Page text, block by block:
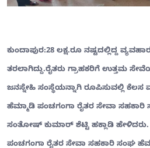
ಕುಂದಾಪುರ:28 ಲಕ್ಷ.ರೂ ನಷ್ಟದಲ್ಲಿದ್ದ
ತರಲಾಗಿದ್ದು.ರೈತರು ಗ್ರಾಹಕರಿಗೆ ಉತ್ತಮ
ಜನಸ್ನೇಹಿ ಸಂಸ್ಥೆಯನ್ನಾಗಿ ರೂಪಿಸುವಲ್ಲಿ ಕೆಲಸ
ಹೆಮ್ಮಾಡಿ ಪಂಚಗಂಗಾ ರೈತರ ಸೇವಾ ಸಹಕಾರಿ
ಸಂತೋಷ್ ಕುಮಾರ್ ಶೆಟ್ಟಿ ಹಕ್ಲಾಡಿ ಹೇಳಿದರು.
ಪಂಚಗಂಗಾ ರೈತರ ಸೇವಾ ಸಹಕಾರಿ ಸಂಘ